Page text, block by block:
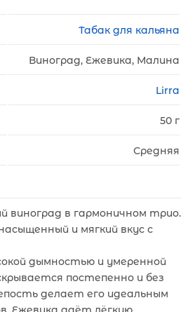
Табак для кальяна
Виноград, Ежевика, Малина
Lirra
50 г
Средняя
виноград в гармоничном трио.
и мягкий вкус с
дымностью и умеренной
постепенно и без
делает его идеальным